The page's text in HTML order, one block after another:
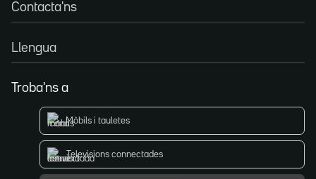
Contacta'ns
Llengua
Troba'ns a
Mòbils i tauletes
Televisions connectades